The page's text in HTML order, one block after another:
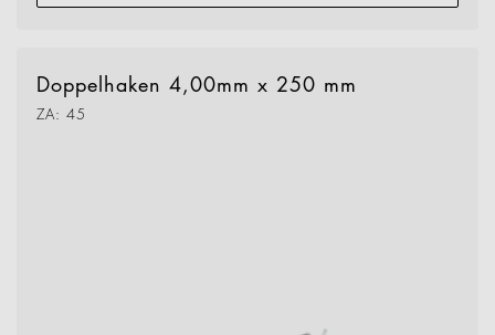
Doppelhaken 4,00mm x 250 mm
ZA: 45